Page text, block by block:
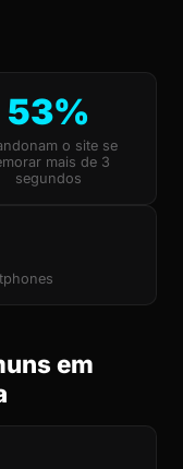
53%
o site se
mais de 3
segundos
em